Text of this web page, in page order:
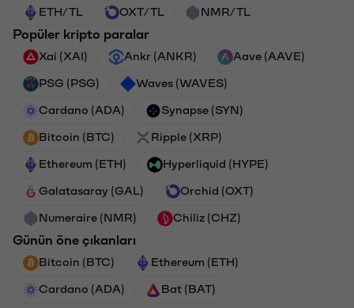
ETH/TL OXT/TL NMR/TL
Popüler kripto paralar
Xai (XAI) Ankr (ANKR) Aave (AAVE)
PSG (PSG) Waves (WAVES)
Cardano (ADA) Synapse (SYN)
Bitcoin (BTC) Ripple (XRP)
Ethereum (ETH) Hyperliquid (HYPE)
Galatasaray (GAL) Orchid (OXT)
Numeraire (NMR) Chiliz (CHZ)
Günün öne çıkanları
Bitcoin (BTC) Ethereum (ETH)
Cardano (ADA) Bat (BAT)